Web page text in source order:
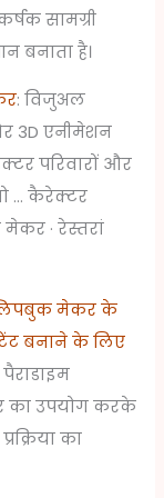
सामग्री
बनाता है।
: विजुअल
3D एनीमेशन
परिवारों और
… कैरेक्टर
मेकर · रेस्तरां
मेकर के
बनाने के लिए
का उपयोग करके
का